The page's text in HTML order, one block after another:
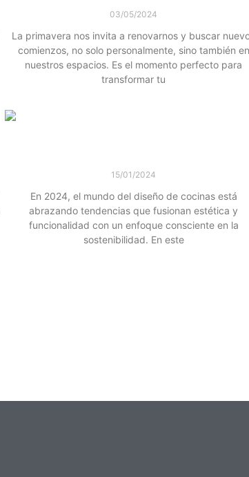
03/05/2024
La primavera nos invita a renovarnos y buscar
comienzos, no solo personalmente, sino también en
nuestros espacios. Es el momento perfecto para
transformar tu
15/01/2024
En 2024, el mundo del diseño de cocinas está
abrazando tendencias que fusionan estética y
funcionalidad con un enfoque consciente en la
sostenibilidad. En este